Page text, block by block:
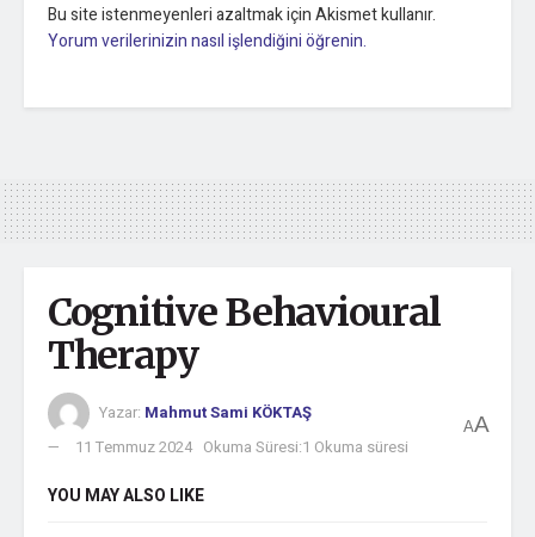
Bu site istenmeyenleri azaltmak için Akismet kullanır.
Yorum verilerinizin nasıl işlendiğini öğrenin.
Cognitive Behavioural
Therapy
Yazar: Mahmut Sami KÖKTAŞ
11 Temmuz 2024 Okuma Süresi:1 Okuma süresi
AA
YOU MAY ALSO LIKE